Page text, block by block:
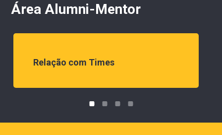
Área Alumni-Mentor
Relação com Times